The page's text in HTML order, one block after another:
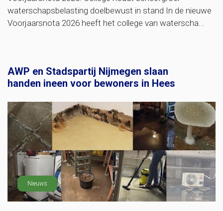
waterschapsbelasting doelbewust in stand In de nieuwe
Voorjaarsnota 2026 heeft het college van waterscha...
AWP en Stadspartij Nijmegen slaan
handen ineen voor bewoners in Hees
Nieuws